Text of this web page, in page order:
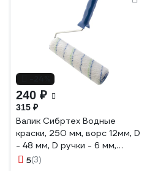
240 ₽
315 ₽
Валик Сибртех Водные
краски, 250 мм, ворс 12мм, D
- 48 мм, D ручки - 6 мм,
полиэстер 80187
5(3)